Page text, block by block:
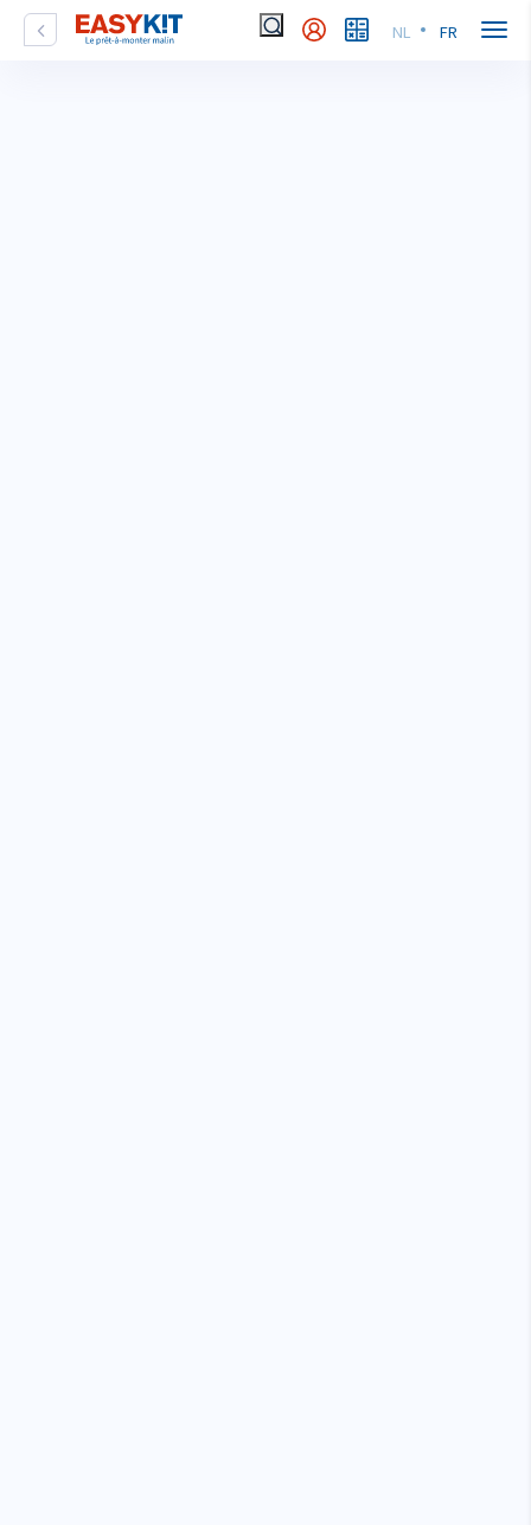
NL FR